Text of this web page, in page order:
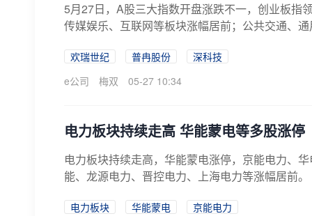
5月27日，A股三大指数开盘涨跌不一，创业板指
传媒娱乐、互联网等板块涨幅居前；公共交通、
欢瑞世纪 普冉股份
深科技
e公司
梅双 05-27 10:34
电力板块持续走高 华能蒙电等多股涨停
电力板块持续走高，华能蒙电涨停，京能电力、
能、龙源电力、晋控电力、上海电力等涨幅居前。
电力板块 华能蒙电
京能电力